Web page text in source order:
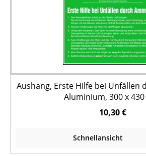
Aushang, Erste Hilfe bei Unfällen
Aluminium, 300 x
10,30 €
Schnellansicht